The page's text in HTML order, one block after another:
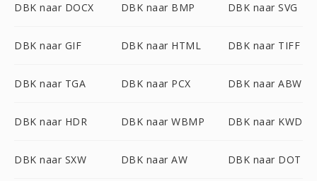
DBK naar DOCX DBK naar BMP DBK naar SVG
DBK naar GIF DBK naar HTML DBK naar TIFF
DBK naar TGA DBK naar PCX DBK naar ABW
DBK naar HDR DBK naar WBMP DBK naar KWD
DBK naar SXW DBK naar AW DBK naar DOT